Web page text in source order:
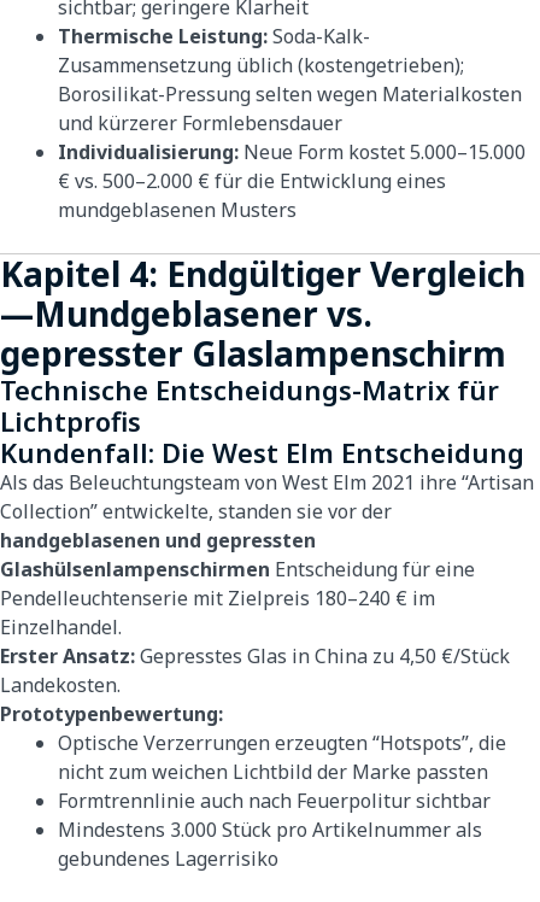
sichtbar; geringere Klarheit
Thermische Leistung:Soda-Kalk-
Zusammensetzung üblich (kostengetrieben);
Borosilikat-Pressung selten wegen Materialkosten
und kürzerer Formlebensdauer
Individualisierung: Neue Form kostet 5.000–15.000
€ vs. 500–2.000 € für die Entwicklung eines
mundgeblasenen Musters
Kapitel 4: Endgültiger Vergleich
—Mundgeblasener vs.
gepresster Glaslampenschirm
Technische Entscheidungs-Matrix für
Lichtprofis
Kundenfall: Die West Elm Entscheidung
Als das Beleuchtungsteam von West Elm 2021 ihre “Artisan
Collection” entwickelte, standen sie vor der
handgeblasenen und gepressten
Glashülsenlampenschirmen Entscheidung für eine
Pendelleuchtenserie mit Zielpreis 180–240 € im
Einzelhandel.
Erster Ansatz:Gepresstes Glas in China zu 4,50 €/Stück
Landekosten.
Prototypenbewertung:
Optische Verzerrungen erzeugten “Hotspots”, die
nicht zum weichen Lichtbild der Marke passten
Formtrennlinie auch nach Feuerpolitur sichtbar
Mindestens 3.000 Stück pro Artikelnummer als
gebundenes Lagerrisiko